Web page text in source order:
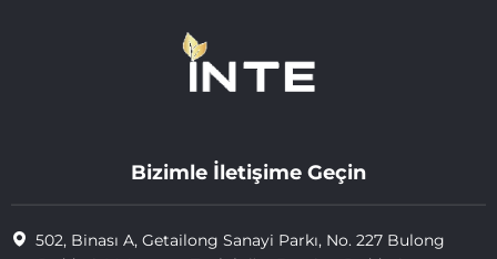
Bizimle İletişime Geçin
502, Binası A, Getailong Sanayi Parkı, No. 227 Bulong